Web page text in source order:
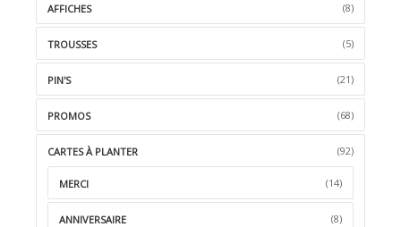
AFFICHES (8)
TROUSSES (5)
PIN'S (21)
PROMOS (68)
CARTES À PLANTER (92)
MERCI (14)
ANNIVERSAIRE (8)